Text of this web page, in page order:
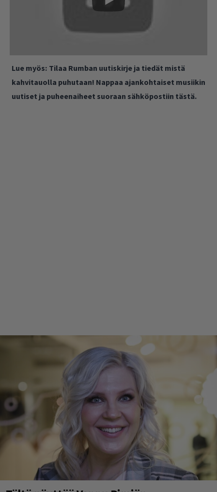
Lue myös: Tilaa Rumban uutiskirje ja tiedät mistä
kahvitauolla puhutaan! Nappaa ajankohtaiset musiikin
uutiset ja puheenaiheet suoraan sähköpostiin tästä.